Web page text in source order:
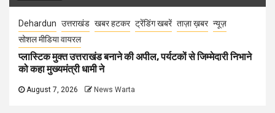
Dehardun उत्तराखंड खबर हटकर ट्रेंडिंग खबरें ताज़ा ख़बर न्यूज़
सोशल मीडिया वायरल
प्लास्टिक मुक्त उत्तराखंड बनाने की अपील, पर्यटकों से जिम्मेदारी निभाने
को कहा मुख्यमंत्री धामी ने
August 7, 2026 News Warta